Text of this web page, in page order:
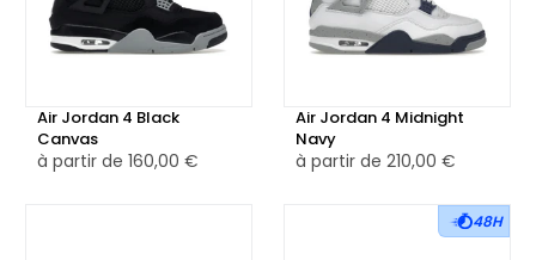
Air Jordan 4 Black
Canvas
à partir de 160,00 €
Air Jordan 4 Midnight
Navy
à partir de 210,00 €
48H